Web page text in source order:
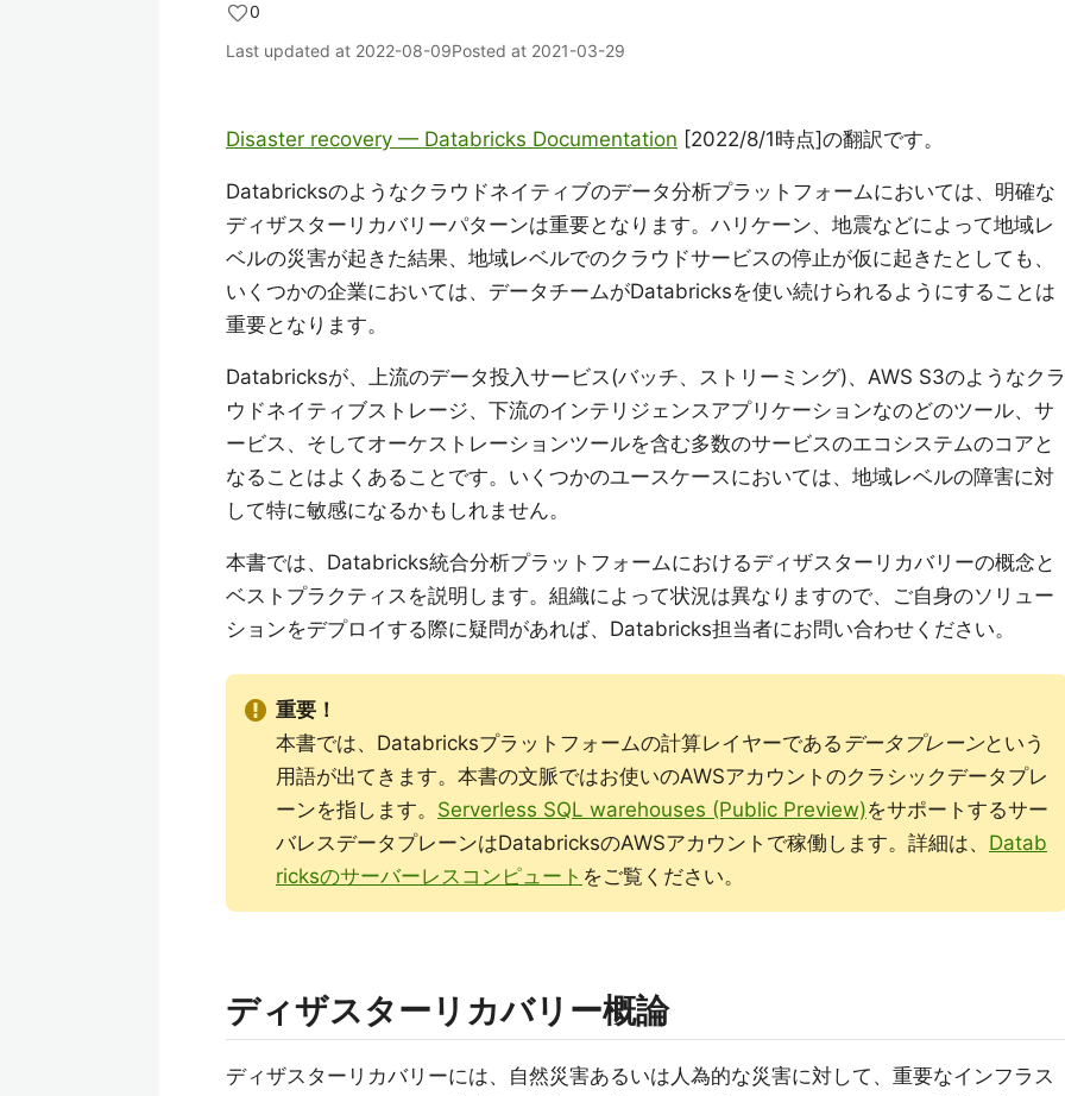
0
Last updated at 2022-08-09Posted at 2021-03-29
Disaster recovery — Databricks Documentation [2022/8/1時点]の翻訳です。
Databricksのようなクラウドネイティブのデータ分析プラットフォームにおいては、明確な
ディザスターリカバリーパターンは重要となります。ハリケーン、地震などによって地域レ
ベルの災害が起きた結果、地域レベルでのクラウドサービスの停止が仮に起きたとしても、
いくつかの企業においては、データチームがDatabricksを使い続けられるようにすることは
重要となります。
Databricksが、上流のデータ投入サービス(バッチ、ストリーミング)、AWS S3のようなクラ
ウドネイティブストレージ、下流のインテリジェンスアプリケーションなのどのツール、サ
ービス、そしてオーケストレーションツールを含む多数のサービスのエコシステムのコアと
なることはよくあることです。いくつかのユースケースにおいては、地域レベルの障害に対
して特に敏感になるかもしれません。
本書では、Databricks統合分析プラットフォームにおけるディザスターリカバリーの概念と
ベストプラクティスを説明します。組織によって状況は異なりますので、ご自身のソリュー
ションをデプロイする際に疑問があれば、Databricks担当者にお問い合わせください。
重要！
本書では、Databricksプラットフォームの計算レイヤーである データプレーンという
用語が出てきます。本書の文脈ではお使いのAWSアカウントのクラシックデータプレ
ーンを指します。 Serverless SQL warehouses (Public Preview)をサポートするサー
バレスデータプレーンはDatabricksのAWSアカウントで稼働します。詳細は、 Datab
ricksのサーバーレスコンピュート をご覧ください。
ディザスターリカバリー概論
ディザスターリカバリーには、自然災害あるいは人為的な災害に対して、重要なインフラス